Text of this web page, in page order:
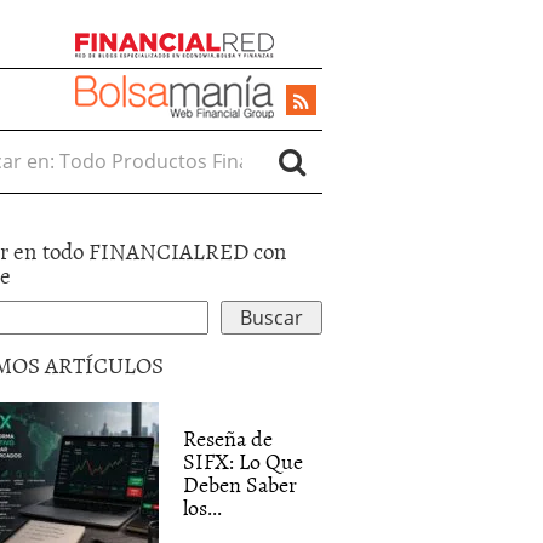
en:
en todo FINANCIALRED con
ARTÍCULOS
Reseña de
SIFX: Lo Que
Deben Saber
los...